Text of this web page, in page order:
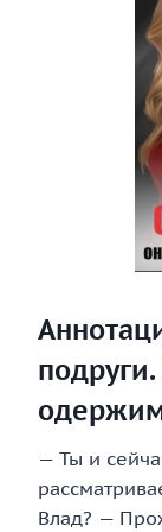
— Ты и
Влад? —